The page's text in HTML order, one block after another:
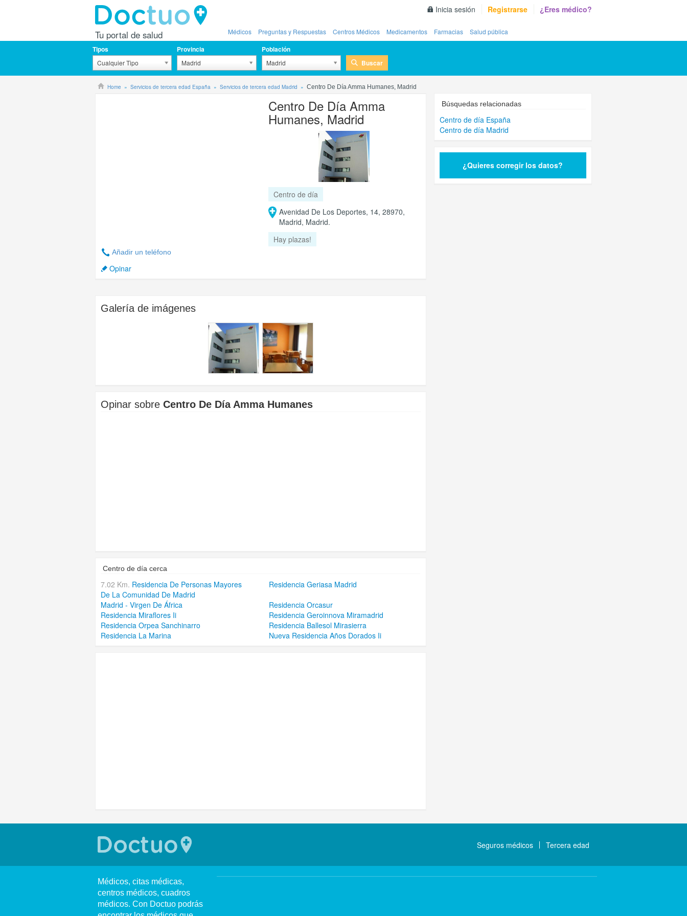
Tu portal de salud
Inicia sesión Registrarse ¿Eres médico?
Médicos Preguntas y Respuestas Centros Médicos Medicamentos Farmacias Salud pública
Tipos
Cualquier Tipo
Provincia
Madrid
Población
Madrid Buscar
Home Servicios de tercera edad España Servicios de tercera edad Madrid Centro De Día Amma Humanes, Madrid
Añadir un teléfono
Opinar
Centro De Día Amma
Humanes, Madrid
Centro de día
Avenidad De Los Deportes, 14, 28970,
Madrid, Madrid.
Hay plazas!
Galería de imágenes
Opinar sobre Centro De Día Amma Humanes
Centro de día cerca
7.02 Km. Residencia De Personas Mayores
De La Comunidad De Madrid
Residencia Geriasa Madrid
Madrid - Virgen De África
Residencia Orcasur
Residencia Miraflores Ii
Residencia Geroinnova Miramadrid
Residencia Orpea Sanchinarro
Residencia Ballesol Mirasierra
Residencia La Marina
Nueva Residencia Años Dorados Ii
Búsquedas relacionadas
Centro de día España
Centro de día Madrid
¿Quieres corregir los datos?
Seguros médicos Tercera edad
Médicos, citas médicas,
centros médicos, cuadros
médicos. Con Doctuo podrás